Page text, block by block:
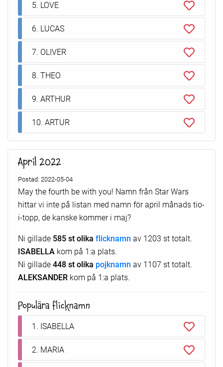
5. LOVE
6. LUCAS
7. OLIVER
8. THEO
9. ARTHUR
10. ARTUR
April 2022
Postad: 2022-05-04
May the fourth be with you! Namn från Star Wars
hittar vi inte på listan med namn för april månads tio-
i-topp, de kanske kommer i maj?
Ni gillade 585 st olika flicknamn av 1203 st totalt.
ISABELLA kom på 1:a plats.
Ni gillade448 st olika pojknamn av 1107 st totalt.
ALEKSANDER kom på 1:a plats.
Populära flicknamn
1. ISABELLA
2. MARIA